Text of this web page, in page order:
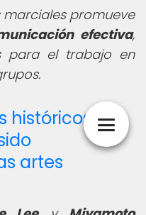
marciales promueve
efectiva,
para el trabajo en
históricos de
artes